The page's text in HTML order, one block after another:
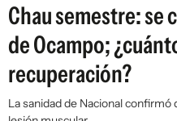
Chau semestre: se
de Ocampo;
recuperación?
La sanidad de Nacional